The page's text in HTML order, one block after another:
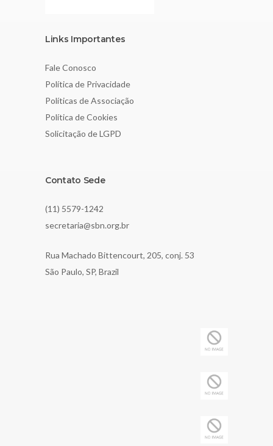
Links Importantes
Fale Conosco
Política de Privacidade
Políticas de Associação
Política de Cookies
Solicitação de LGPD
Contato Sede
(11) 5579-1242
secretaria@sbn.org.br
Rua Machado Bittencourt, 205, conj. 53
São Paulo, SP, Brazil